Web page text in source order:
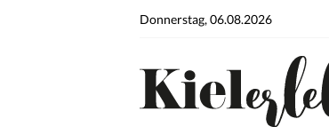
Donnerstag, 06.08.2026